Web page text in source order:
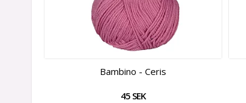
Bambino - Ceris
45 SEK